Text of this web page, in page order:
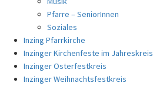
Pfarre – SeniorInnen
Soziales
Inzing Pfarrkirche
Inzinger Kirchenfeste im Jahreskreis
Inzinger Osterfestkreis
Inzinger Weihnachtsfestkreis